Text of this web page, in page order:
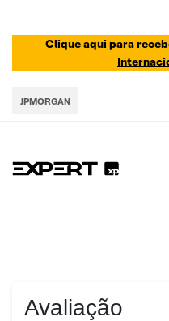
Clique aqui para
JPMORGAN
Avaliação